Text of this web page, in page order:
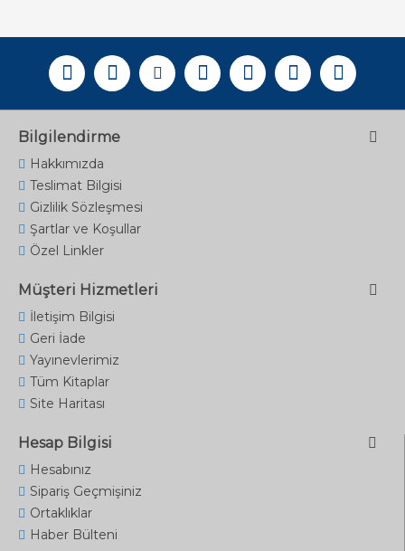
Bilgilendirme
Hakkımızda
Teslimat Bilgisi
Gizlilik Sözleşmesi
Şartlar ve Koşullar
Özel Linkler
Müşteri Hizmetleri
İletişim Bilgisi
Geri İade
Yayınevlerimiz
Tüm Kitaplar
Site Haritası
Hesap Bilgisi
Hesabınız
Sipariş Geçmişiniz
Ortaklıklar
Haber Bülteni